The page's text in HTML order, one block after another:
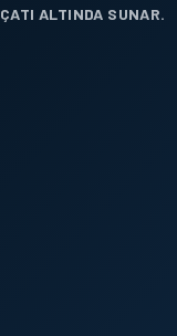
ALTINDA SUNAR.